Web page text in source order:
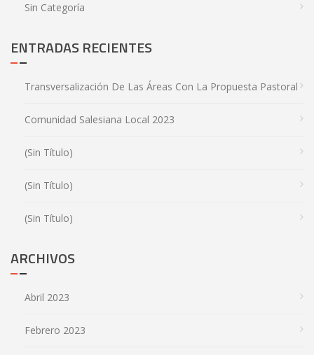
Sin Categoría
ENTRADAS RECIENTES
Transversalización De Las Áreas Con La Propuesta Pastoral
Comunidad Salesiana Local 2023
(sin Título)
(sin Título)
(sin Título)
ARCHIVOS
Abril 2023
Febrero 2023